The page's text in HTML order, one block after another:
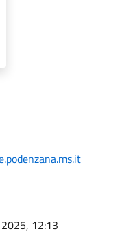
12:13